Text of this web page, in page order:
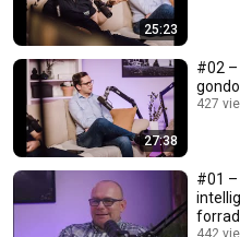
25:23
27:38
#02 –
427
#01 –
442